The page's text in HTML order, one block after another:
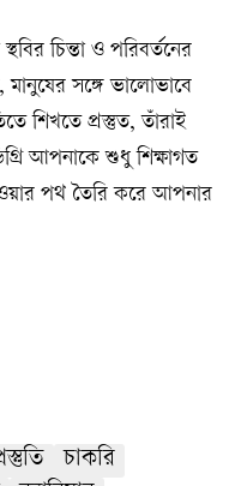
চিন্তা ও পরিবর্তনের
মানুষের সঙ্গে ভালোভাবে
শিখতে প্রস্তুত, তাঁরাই
আপনাকে শুধু শিক্ষাগত
পথ তৈরি করে আপনার
চাকরি